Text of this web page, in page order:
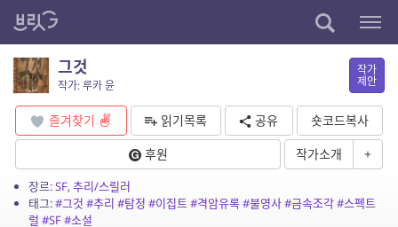
그것
작가: 루카 윤
작가
제안
즐겨찾기 읽기목록 공유
숏코드복사
후원
작가소개 +
장르:SF,추리/스릴러
태그:#그것 #추리 #탐정 #이집트#격암유록#불영사#금속조각#스펙트
럴 #SF#소설